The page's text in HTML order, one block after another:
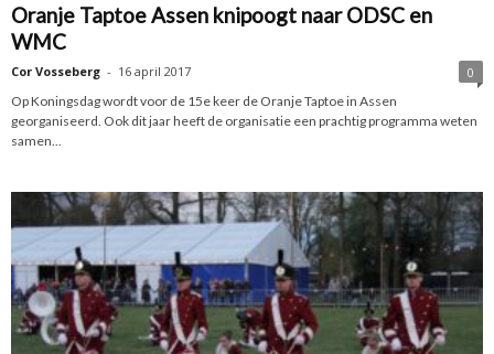
Oranje Taptoe Assen knipoogt naar ODSC en
WMC
Cor Vosseberg - 16 april 2017
0
Op Koningsdag wordt voor de 15e keer de Oranje Taptoe in Assen
georganiseerd. Ook dit jaar heeft de organisatie een prachtig programma weten
samen...